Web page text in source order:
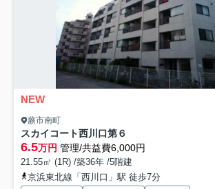
NEW
蕨市南町
スカイコート西川口第６
6.5万円 管理/共益費6,000円
21.55㎡ (1R) /築36年 /5階建
京浜東北線「西川口」駅 徒歩7分